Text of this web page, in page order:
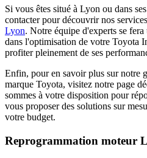
Si vous êtes situé à Lyon ou dans
contacter pour découvrir nos
Lyon. Notre équipe d'experts se
dans l'optimisation de votre Toyota
profiter pleinement de ses
Enfin, pour en savoir plus sur notre
marque Toyota, visitez notre page
sommes à votre disposition pour
vous proposer des solutions sur
votre budget.
Reprogrammation moteur